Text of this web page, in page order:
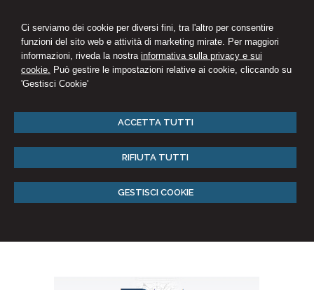
Ci serviamo dei cookie per diversi fini, tra l'altro per consentire
funzioni del sito web e attività di marketing mirate. Per maggiori
informazioni, riveda la nostra informativa sulla privacy e sui
cookie. Può gestire le impostazioni relative ai cookie, cliccando su
'Gestisci Cookie'
ACCETTA TUTTI
RIFIUTA TUTTI
GESTISCI COOKIE